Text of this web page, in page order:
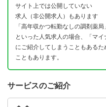
サイト上では公開していない
求人（非公開求人）もあります
「高年収かつ転勤なしの調剤薬
といった人気求人の場合、「マ
にご紹介してしまうこともある
こともあります。
サービスのご紹介